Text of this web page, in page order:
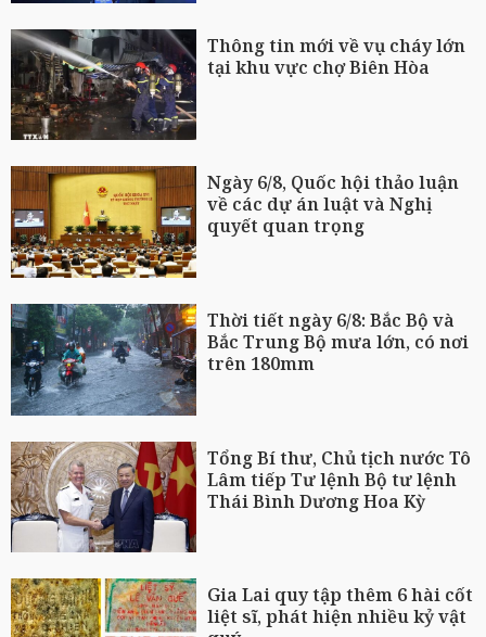
Thông tin mới về vụ cháy lớn
tại khu vực chợ Biên Hòa
Ngày 6/8, Quốc hội thảo luận
về các dự án luật và Nghị
quyết quan trọng
Thời tiết ngày 6/8: Bắc Bộ và
Bắc Trung Bộ mưa lớn, có nơi
trên 180mm
Tổng Bí thư, Chủ tịch nước Tô
Lâm tiếp Tư lệnh Bộ tư lệnh
Thái Bình Dương Hoa Kỳ
Gia Lai quy tập thêm 6 hài cốt
liệt sĩ, phát hiện nhiều kỷ vật